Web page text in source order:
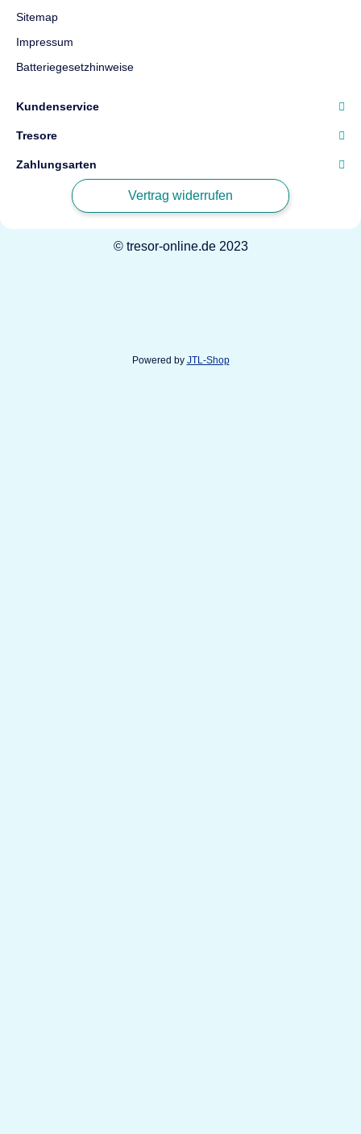
Sitemap
Impressum
Batteriegesetzhinweise
Kundenservice
Tresore
Zahlungsarten
Vertrag widerrufen
© tresor-online.de 2023
Powered by JTL-Shop